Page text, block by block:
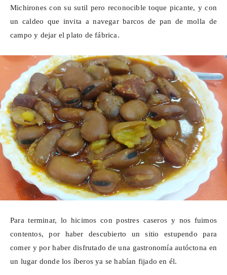
Michirones con su sutil pero reconocible toque picante, y con
un caldeo que invita a navegar barcos de pan de molla de
campo y dejar el plato de fábrica.
Para terminar, lo hicimos con postres caseros y nos fuimos
contentos, por haber descubierto un sitio estupendo para
comer y por haber disfrutado de una gastronomía autóctona en
un lugar donde los íberos ya se habían fijado en él.